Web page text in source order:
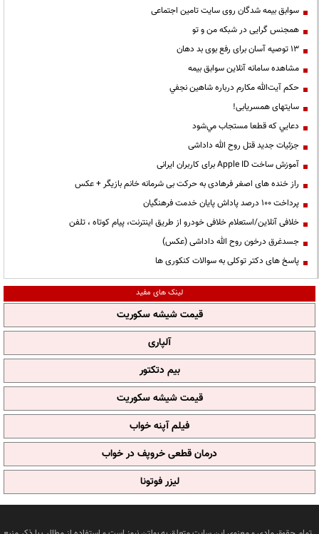
سوابق بیمه شدگان روی سایت تامین اجتماعی
همجنس گرایی در شبکه من و تو
13 توصیه آسان برای رفع بوی بد دهان
مشاهده سامانه آنلاين سوابق بیمه
حكم آيت‌الله مكارم درباره شاهين نجفي
سایتهای همسریابی!
دعايي كه قطعا مستجاب مي‌شود
جزئیات جدید قتل روح الله داداشی
آموزش ساخت Apple ID برای کاربران ایرانی
راز خنده های اصغر فرهادی به حرکت بی شرمانه خانم بازیگر + عکس
پرداخت ۱۰۰ درصد پاداش پایان خدمت فرهنگیان
خلافی آنلاین/استعلام خلافی خودرو از طریق اینترنت، پیام کوتاه ، تلفن
جسدغرق درخون روح الله داداشی (عکس)
پاسخ های دکتر توکلی به سوالات کنکوری ها
لینک های مفید
قیمت شیشه سکوریت
آلپاری
بیم دتکتور
قیمت شیشه سکوریت
فیلم آپنه خواب
درمان قطعی خروپف در خواب
لیزر فوتونا